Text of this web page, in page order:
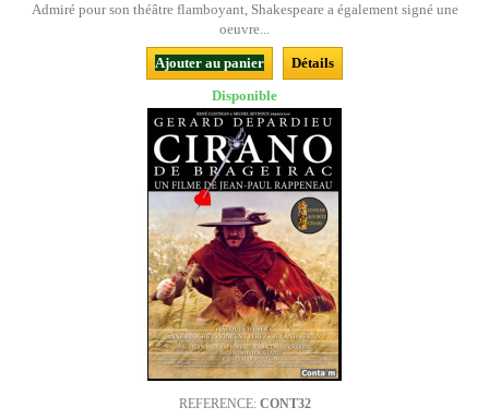
Admiré pour son théâtre flamboyant, Shakespeare a également signé une
oeuvre...
Ajouter au panier
Détails
Disponible
REFERENCE: CONT32